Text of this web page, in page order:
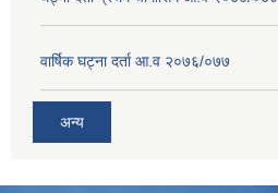
वार्षिक घट्ना दर्ता आ.व २०७६/०७७
अन्य